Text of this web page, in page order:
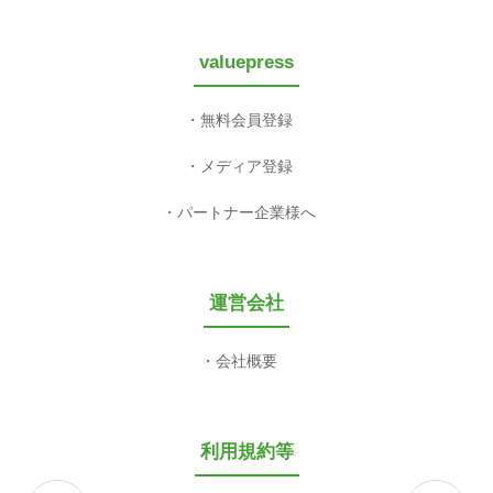
valuepress
無料会員登録
メディア登録
パートナー企業様へ
運営会社
会社概要
利用規約等